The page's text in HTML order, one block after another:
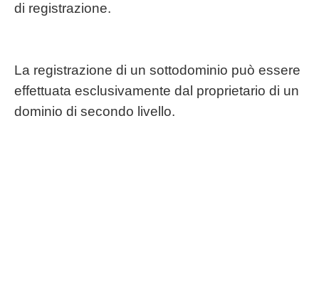
di registrazione.
La registrazione di un sottodominio può essere
effettuata esclusivamente dal proprietario di un
dominio di secondo livello.